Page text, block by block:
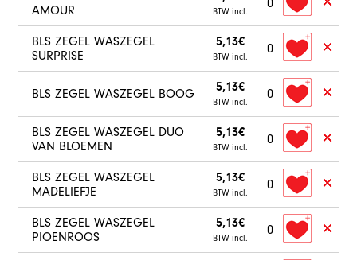
AMOUR
BTW incl.
0
BLS ZEGEL WASZEGEL
SURPRISE
5,13€
BTW incl.
0
BLS ZEGEL WASZEGEL BOOG 5,13€
BTW incl.
0
BLS ZEGEL WASZEGEL DUO
VAN BLOEMEN
5,13€
BTW incl.
0
BLS ZEGEL WASZEGEL
MADELIEFJE
5,13€
BTW incl.
0
BLS ZEGEL WASZEGEL
PIOENROOS
5,13€
BTW incl.
0